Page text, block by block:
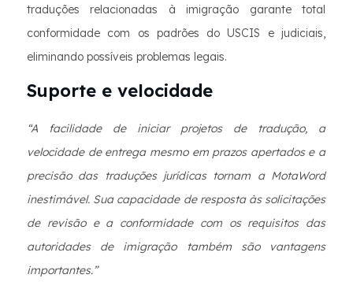
traduções relacionadas à imigração garante total
conformidade com os padrões do USCIS e judiciais,
eliminando possíveis problemas legais.
Suporte e velocidade
“A facilidade de iniciar projetos de tradução, a
velocidade de entrega mesmo em prazos apertados e a
precisão das traduções jurídicas tornam a MotaWord
inestimável. Sua capacidade de resposta às solicitações
de revisão e a conformidade com os requisitos das
autoridades de imigração também são vantagens
importantes.”